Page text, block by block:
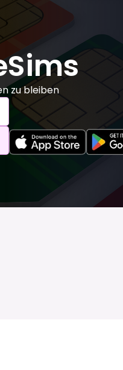
zu bleiben